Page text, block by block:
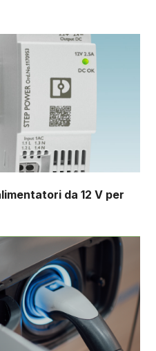
da 12 V per